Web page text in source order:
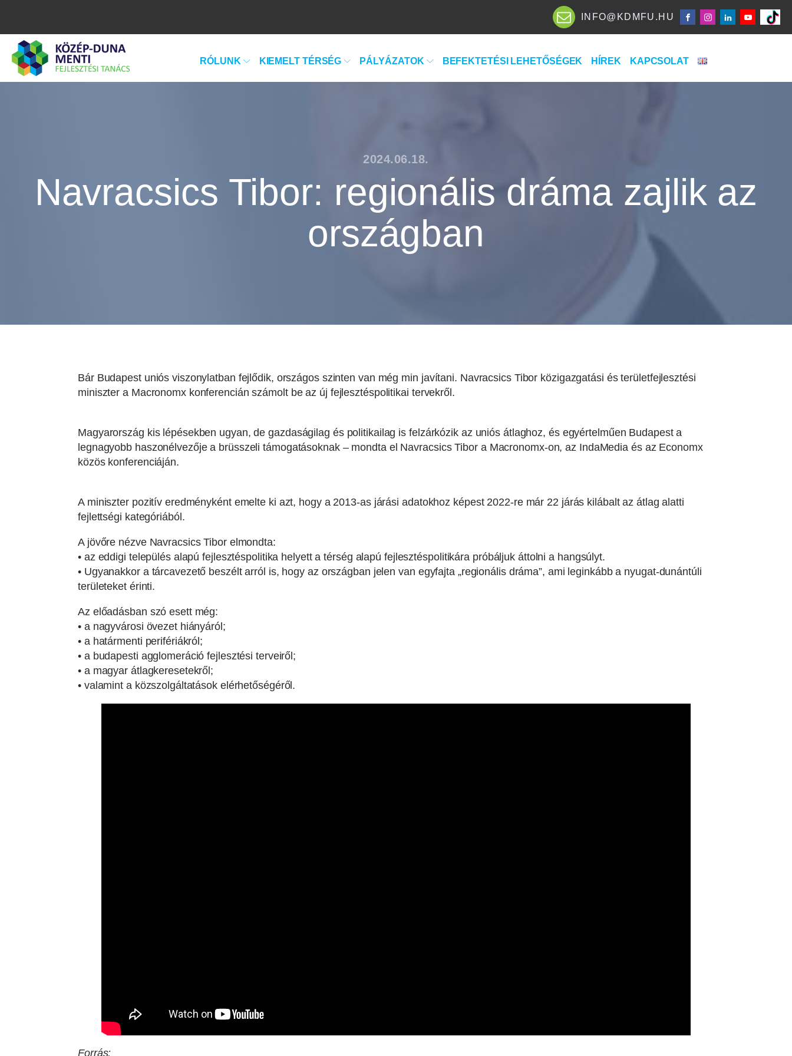
INFO@KDMFU.HU
RÓLUNK KIEMELT TÉRSÉG PÁLYÁZATOK BEFEKTETÉSI LEHETŐSÉGEK HÍREK KAPCSOLAT
2024.06.18.
Navracsics Tibor: regionális dráma zajlik az
országban
Bár Budapest uniós viszonylatban fejlődik, országos szinten van még min javítani. Navracsics Tibor közigazgatási és területfejlesztési
miniszter a Macronomx konferencián számolt be az új fejlesztéspolitikai tervekről.
Magyarország kis lépésekben ugyan, de gazdaságilag és politikailag is felzárkózik az uniós átlaghoz, és egyértelműen Budapest a
legnagyobb haszonélvezője a brüsszeli támogatásoknak – mondta el Navracsics Tibor a Macronomx-on, az IndaMedia és az Economx
közös konferenciáján.
A miniszter pozitív eredményként emelte ki azt, hogy a 2013-as járási adatokhoz képest 2022-re már 22 járás kilábalt az átlag alatti
fejlettségi kategóriából.
A jövőre nézve Navracsics Tibor elmondta:
• az eddigi település alapú fejlesztéspolitika helyett a térség alapú fejlesztéspolitikára próbáljuk áttolni a hangsúlyt.
• Ugyanakkor a tárcavezető beszélt arról is, hogy az országban jelen van egyfajta „regionális dráma”, ami leginkább a nyugat-dunántúli
területeket érinti.
Az előadásban szó esett még:
• a nagyvárosi övezet hiányáról;
• a határmenti perifériákról;
• a budapesti agglomeráció fejlesztési terveiről;
• a magyar átlagkeresetekről;
• valamint a közszolgáltatások elérhetőségéről.
Forrás: